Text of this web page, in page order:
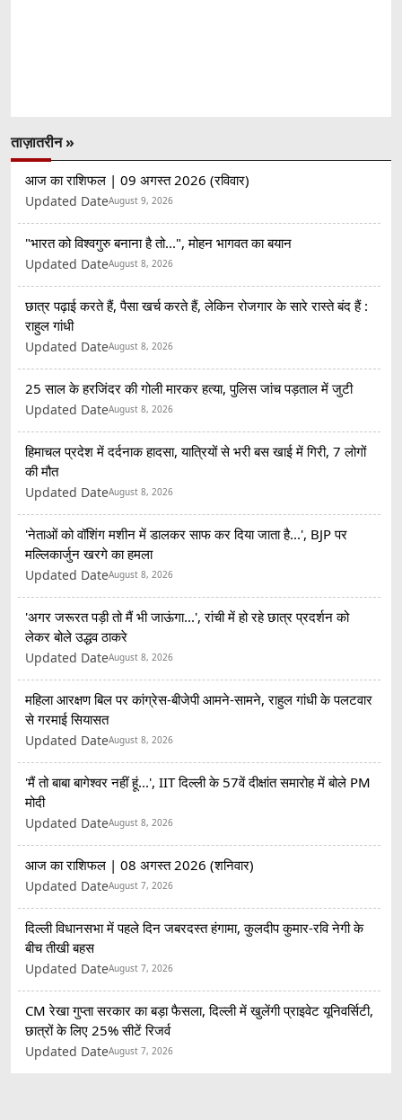
ताज़ातरीन »
आज का राशिफल | 09 अगस्त 2026 (रविवार)
Updated DateAugust 9, 2026
"भारत को विश्वगुरु बनाना है तो...", मोहन भागवत का बयान
Updated DateAugust 8, 2026
छात्र पढ़ाई करते हैं, पैसा खर्च करते हैं, लेकिन रोजगार के सारे रास्ते बंद हैं :
राहुल गांधी
Updated DateAugust 8, 2026
25 साल के हरजिंदर की गोली मारकर हत्या, पुलिस जांच पड़ताल में जुटी
Updated DateAugust 8, 2026
हिमाचल प्रदेश में दर्दनाक हादसा, यात्रियों से भरी बस खाई में गिरी, 7 लोगों
की मौत
Updated DateAugust 8, 2026
'नेताओं को वॉशिंग मशीन में डालकर साफ कर दिया जाता है...', BJP पर
मल्लिकार्जुन खरगे का हमला
Updated DateAugust 8, 2026
'अगर जरूरत पड़ी तो मैं भी जाऊंगा...', रांची में हो रहे छात्र प्रदर्शन को
लेकर बोले उद्धव ठाकरे
Updated DateAugust 8, 2026
महिला आरक्षण बिल पर कांग्रेस-बीजेपी आमने-सामने, राहुल गांधी के पलटवार
से गरमाई सियासत
Updated DateAugust 8, 2026
'मैं तो बाबा बागेश्वर नहीं हूं...', IIT दिल्ली के 57वें दीक्षांत समारोह में बोले PM
मोदी
Updated DateAugust 8, 2026
आज का राशिफल | 08 अगस्त 2026 (शनिवार)
Updated DateAugust 7, 2026
दिल्ली विधानसभा में पहले दिन जबरदस्त हंगामा, कुलदीप कुमार-रवि नेगी के
बीच तीखी बहस
Updated DateAugust 7, 2026
CM रेखा गुप्ता सरकार का बड़ा फैसला, दिल्ली में खुलेंगी प्राइवेट यूनिवर्सिटी,
छात्रों के लिए 25% सीटें रिजर्व
Updated DateAugust 7, 2026